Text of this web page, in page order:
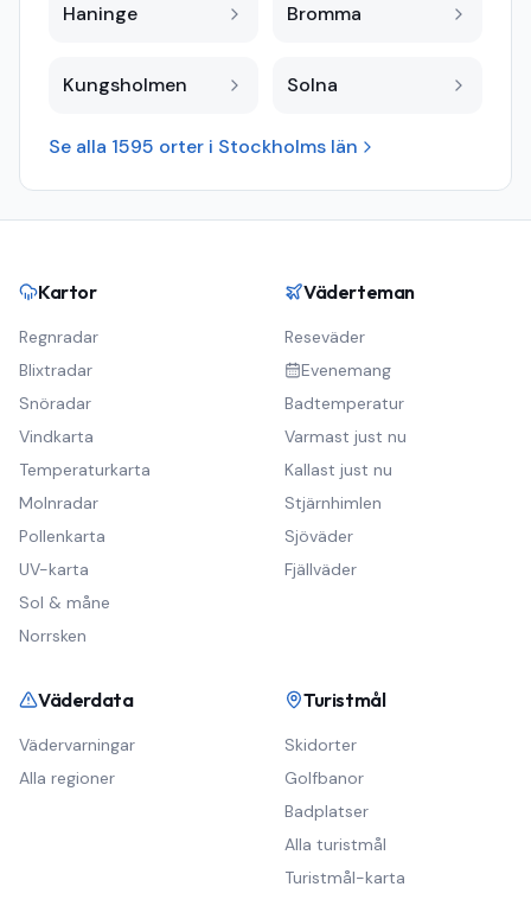
Haninge Bromma
Kungsholmen Solna
Se alla 1595 orter i Stockholms län
Kartor
Regnradar
Blixtradar
Snöradar
Vindkarta
Temperaturkarta
Molnradar
Pollenkarta
UV-karta
Sol & måne
Norrsken
Väderteman
Reseväder
Evenemang
Badtemperatur
Varmast just nu
Kallast just nu
Stjärnhimlen
Sjöväder
Fjällväder
Väderdata
Vädervarningar
Alla regioner
Turistmål
Skidorter
Golfbanor
Badplatser
Alla turistmål
Turistmål-karta